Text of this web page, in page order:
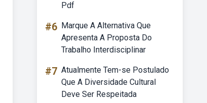
Pdf
#6 Marque A Alternativa Que
Apresenta A Proposta Do
Trabalho Interdisciplinar
#7 Atualmente Tem-se Postulado
Que A Diversidade Cultural
Deve Ser Respeitada